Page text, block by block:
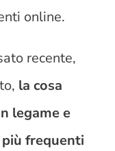
online.
recente,
la cosa
legame e
frequenti